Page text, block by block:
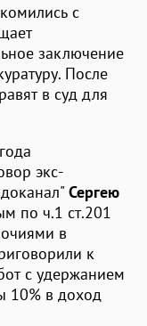
с
заключение
После
в суд для
экс-
Сергею
по ч.1 ст.201
в
к
с удержанием
10% в доход